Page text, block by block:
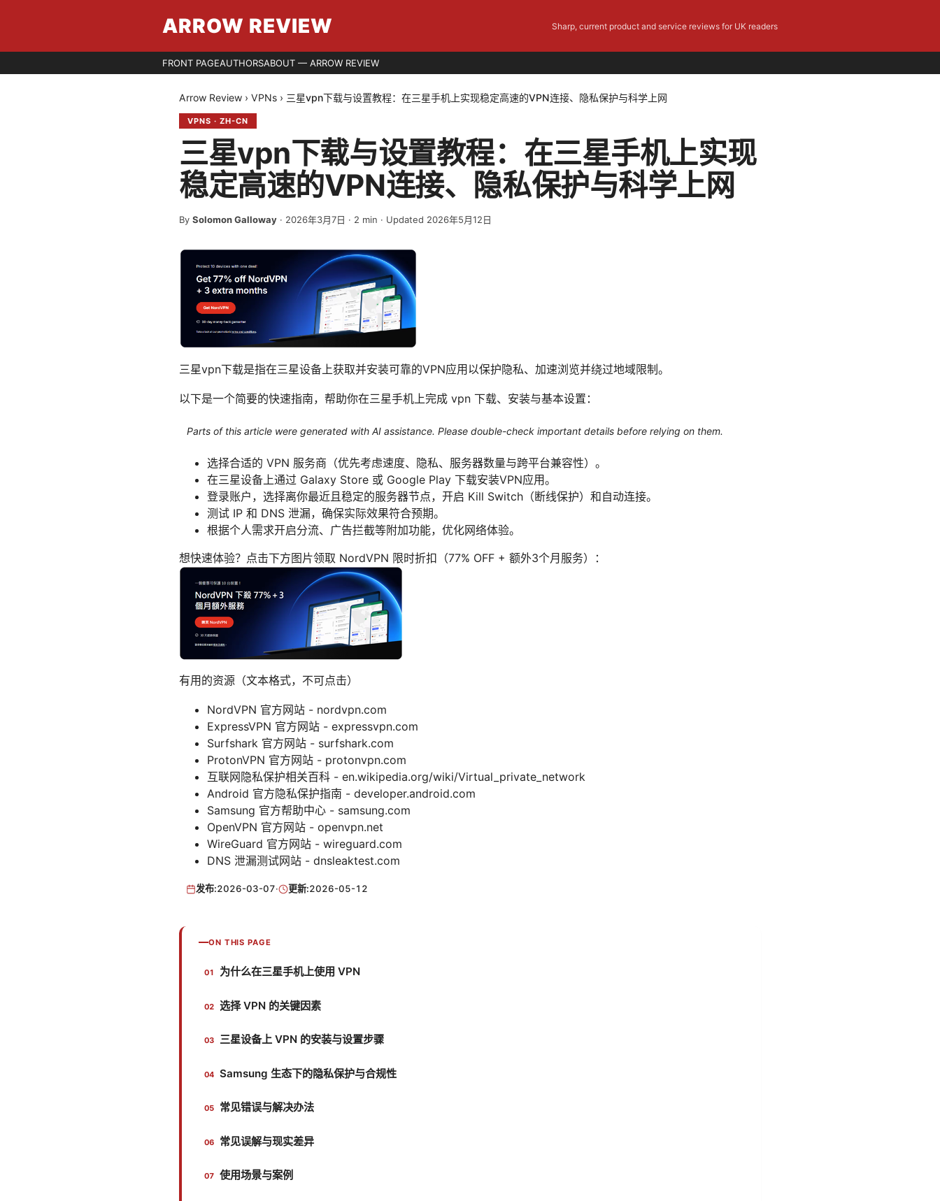
ARROW REVIEW Sharp, current product and service reviews for UK readers
FRONT PAGEAUTHORSABOUT — ARROW REVIEW
Arrow Review › VPNs › 三星vpn下载与设置教程：在三星手机上实现稳定高速的VPN连接、隐私保护与科学上网
VPNS · ZH-CN
三星vpn下载与设置教程：在三星手机上实现
稳定高速的VPN连接、隐私保护与科学上网
By Solomon Galloway · 2026年3月7日 · 2 min · Updated 2026年5月12日
三星vpn下载是指在三星设备上获取并安装可靠的VPN应用以保护隐私、加速浏览并绕过地域限制。
以下是一个简要的快速指南，帮助你在三星手机上完成 vpn 下载、安装与基本设置：
Parts of this article were generated with AI assistance. Please double-check important details before relying on them.
选择合适的 VPN 服务商（优先考虑速度、隐私、服务器数量与跨平台兼容性）。
在三星设备上通过 Galaxy Store 或 Google Play 下载安装VPN应用。
登录账户，选择离你最近且稳定的服务器节点，开启 Kill Switch（断线保护）和自动连接。
测试 IP 和 DNS 泄漏，确保实际效果符合预期。
根据个人需求开启分流、广告拦截等附加功能，优化网络体验。
想快速体验？点击下方图片领取 NordVPN 限时折扣（77% OFF + 额外3个月服务）：
有用的资源（文本格式，不可点击）
NordVPN 官方网站 - nordvpn.com
ExpressVPN 官方网站 - expressvpn.com
Surfshark 官方网站 - surfshark.com
ProtonVPN 官方网站 - protonvpn.com
互联网隐私保护相关百科 - en.wikipedia.org/wiki/Virtual_private_network
Android 官方隐私保护指南 - developer.android.com
Samsung 官方帮助中心 - samsung.com
OpenVPN 官方网站 - openvpn.net
WireGuard 官方网站 - wireguard.com
DNS 泄漏测试网站 - dnsleaktest.com
发布:2026-03-07· 更新:2026-05-12
ON THIS PAGE
为什么在三星手机上使用 VPN
选择 VPN 的关键因素
三星设备上 VPN 的安装与设置步骤
Samsung 生态下的隐私保护与合规性
常见错误与解决办法
常见误解与现实差异
使用场景与案例